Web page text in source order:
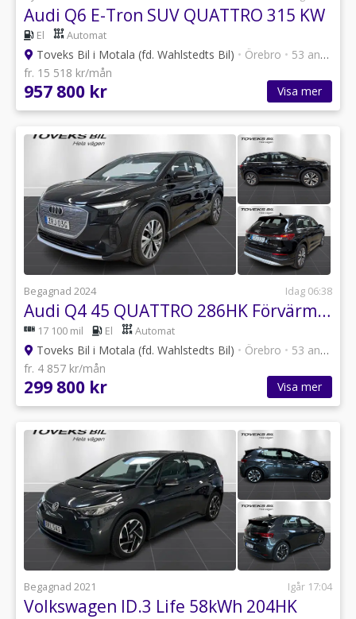
Audi Q6 E-Tron SUV QUATTRO 315 KW
El Automat
Toveks Bil i Motala (fd. Wahlstedts Bil) • Örebro • 53 annonser
fr. 15 518 kr/mån
957 800 kr Visa mer
Begagnad 2024 Idag 06:38
Audi Q4 45 QUATTRO 286HK Förvärmning Drag
17 100 mil El Automat
Toveks Bil i Motala (fd. Wahlstedts Bil) • Örebro • 53 annonser
fr. 4 857 kr/mån
299 800 kr Visa mer
Begagnad 2021 Igår 17:04
Volkswagen ID.3 Life 58kWh 204HK